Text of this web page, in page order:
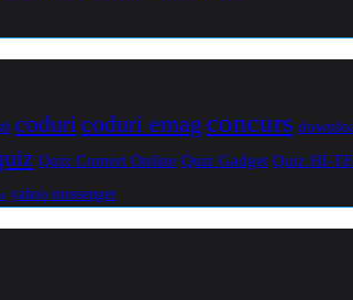
coduricoduri emag concurs
Quiz Comert Online Quiz Gadget Quiz HI-
yahoo messenger